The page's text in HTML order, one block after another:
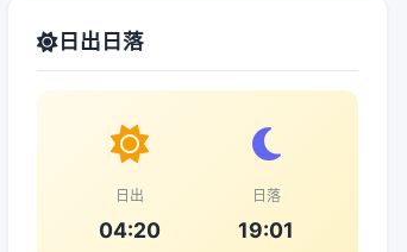
日出日落
日出
04:20
日落
19:01